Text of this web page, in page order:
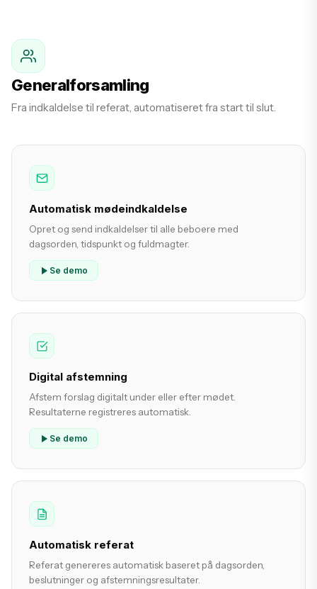
Generalforsamling
Fra indkaldelse til referat, automatiseret fra start til slut.
Automatisk mødeindkaldelse
Opret og send indkaldelser til alle beboere med
dagsorden, tidspunkt og fuldmagter.
Se demo
Digital afstemning
Afstem forslag digitalt under eller efter mødet.
Resultaterne registreres automatisk.
Se demo
Automatisk referat
Referat genereres automatisk baseret på dagsorden,
beslutninger og afstemningsresultater.